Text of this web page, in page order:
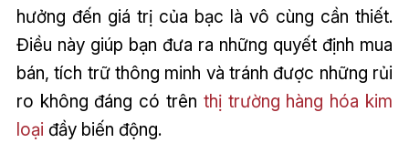
hưởng đến giá trị của bạc là vô cùng cần thiết.
Điều này giúp bạn đưa ra những quyết định mua
bán, tích trữ thông minh và tránh được những rủi
ro không đáng có trên thị trường hàng hóa kim
loại đầy biến động.